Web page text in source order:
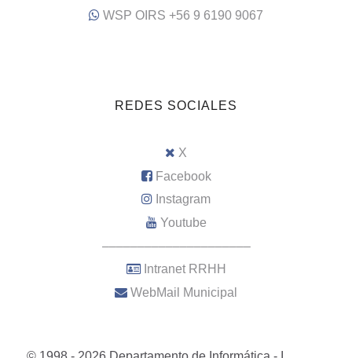
WSP OIRS +56 9 6190 9067
REDES SOCIALES
X
Facebook
Instagram
Youtube
–––––––––––––––––––––
Intranet RRHH
WebMail Municipal